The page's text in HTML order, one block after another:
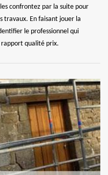
confrontez par la suite pour
travaux. En faisant jouer la
le professionnel qui
qualité prix.